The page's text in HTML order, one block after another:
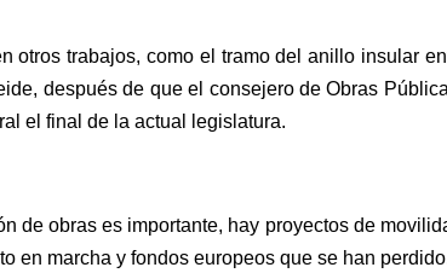
otros trabajos, como el tramo del anillo insular
después de que el consejero de Obras
el final de la actual legislatura.
de obras es importante, hay proyectos de
en marcha y fondos europeos que se han